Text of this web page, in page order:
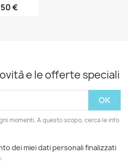
€
e le offerte speciali
momenti. A questo scopo, cerca le info
dei miei dati personali finalizzati